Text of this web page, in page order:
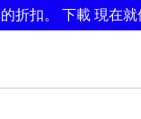
折扣。 下載 現在就